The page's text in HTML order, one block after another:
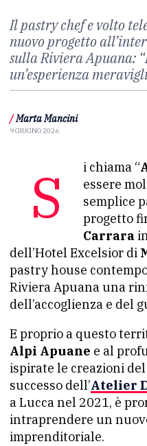
Il pastry chef e volto
nuovo progetto
sulla Riviera Apuana:
un’esperienza
/ Marta Mancini
9 GIUGNO 2026
Si chiama “
essere
semplice
progetto
Carrara
dell’Hotel Excelsior di
pastry house
Riviera Apuana una
dell’accoglienza e del
E proprio a questo
Alpi Apuane e al
ispirate le creazioni
successo dell’Atelier
a Lucca nel 2021, è
intraprendere un
imprenditoriale.